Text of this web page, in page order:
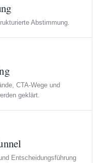
Abstimmung.
CTA-Wege und
geklärt.
Entscheidungsführung